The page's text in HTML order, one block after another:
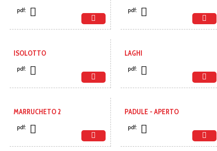
pdf: pdf:
ISOLOTTO
pdf:
LAGHI
pdf:
MARRUCHETO 2
pdf:
PADULE - APERTO
pdf: